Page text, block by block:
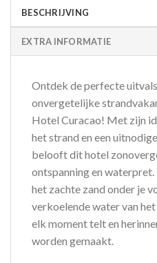
BESCHRIJVING
EXTRA INFORMATIE
Ontdek de perfecte
onvergetelijke
Hotel Curacao! Met zijn
het strand en een
belooft dit hotel
ontspanning en
het zachte zand onder je
verkoelende water van
elk moment telt en
worden gemaakt.